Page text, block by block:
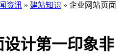
资讯 » 建站知识 » 企业网站页面
计第一印象非